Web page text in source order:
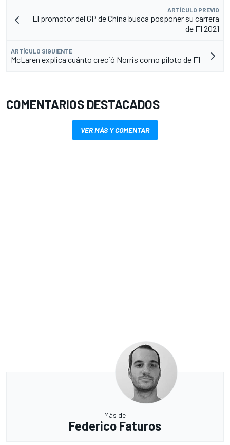
ARTÍCULO PREVIO
El promotor del GP de China busca posponer su carrera
de F1 2021
ARTÍCULO SIGUIENTE
McLaren explica cuánto creció Norris como piloto de F1
COMENTARIOS DESTACADOS
VER MÁS Y COMENTAR
Más de
Federico Faturos